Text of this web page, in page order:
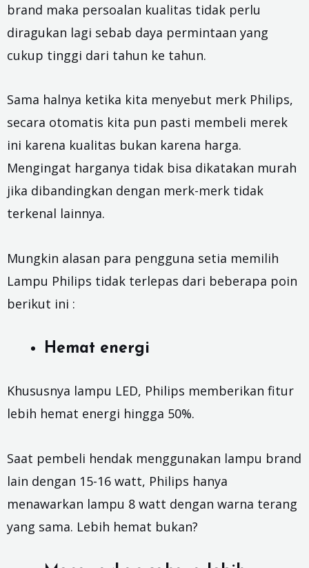
brand maka persoalan kualitas tidak perlu
diragukan lagi sebab daya permintaan yang
cukup tinggi dari tahun ke tahun.
Sama halnya ketika kita menyebut merk Philips,
secara otomatis kita pun pasti membeli merek
ini karena kualitas bukan karena harga.
Mengingat harganya tidak bisa dikatakan murah
jika dibandingkan dengan merk-merk tidak
terkenal lainnya.
Mungkin alasan para pengguna setia memilih
Lampu Philips tidak terlepas dari beberapa poin
berikut ini :
Hemat energi
Khususnya lampu LED, Philips memberikan fitur
lebih hemat energi hingga 50%.
Saat pembeli hendak menggunakan lampu brand
lain dengan 15-16 watt, Philips hanya
menawarkan lampu 8 watt dengan warna terang
yang sama. Lebih hemat bukan?